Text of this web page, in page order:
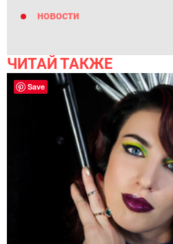
новости
ЧИТАЙ ТАКЖЕ
Save